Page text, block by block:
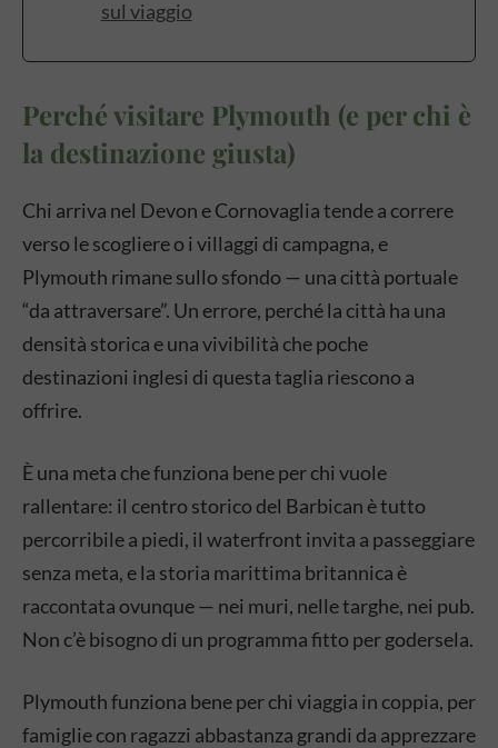
sul viaggio
Perché visitare Plymouth (e per chi è
la destinazione giusta)
Chi arriva nel Devon e Cornovaglia tende a correre
verso le scogliere o i villaggi di campagna, e
Plymouth rimane sullo sfondo — una città portuale
“da attraversare”. Un errore, perché la città ha una
densità storica e una vivibilità che poche
destinazioni inglesi di questa taglia riescono a
offrire.
È una meta che funziona bene per chi vuole
rallentare: il centro storico del Barbican è tutto
percorribile a piedi, il waterfront invita a passeggiare
senza meta, e la storia marittima britannica è
raccontata ovunque — nei muri, nelle targhe, nei pub.
Non c’è bisogno di un programma fitto per godersela.
Plymouth funziona bene per chi viaggia in coppia, per
famiglie con ragazzi abbastanza grandi da apprezzare